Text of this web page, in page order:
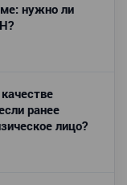
нужно ли
ранее
лицо?